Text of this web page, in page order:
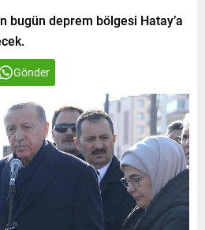
bugün deprem bölgesi Hatay’a
Gönder